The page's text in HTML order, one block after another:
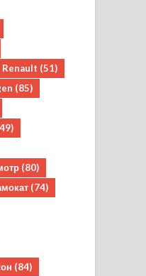
Renault (51)
(85)
(80)
(74)
(84)